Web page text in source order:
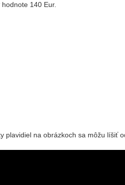
140 Eur.
plavidiel na obrázkoch sa môžu líšiť